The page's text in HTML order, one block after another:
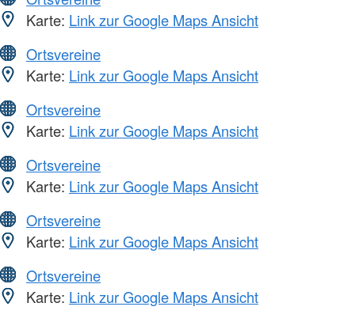
Karte: Link zur Google Maps Ansicht
Ortsvereine
Karte: Link zur Google Maps Ansicht
Ortsvereine
Karte: Link zur Google Maps Ansicht
Ortsvereine
Karte: Link zur Google Maps Ansicht
Ortsvereine
Karte: Link zur Google Maps Ansicht
Ortsvereine
Karte: Link zur Google Maps Ansicht